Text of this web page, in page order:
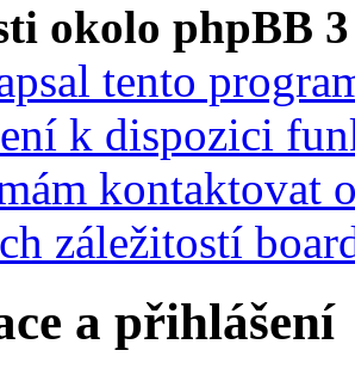
okolo phpBB 3
tento
k dispozici
kontaktovat
záležitostí
a přihlášení